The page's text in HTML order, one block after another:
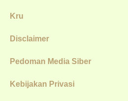
Kru
Disclaimer
Pedoman Media Siber
Kebijakan Privasi